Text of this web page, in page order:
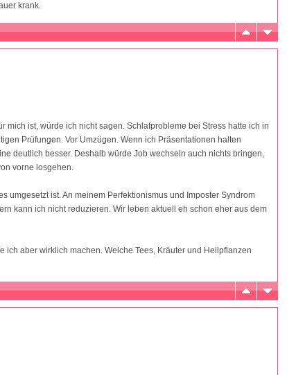
krank.
mich ist, würde ich nicht sagen. Schlafprobleme bei Stress hatte ich in
Prüfungen. Vor Umzügen. Wenn ich Präsentationen halten
deutlich besser. Deshalb würde Job wechseln auch nichts bringen,
vorne losgehen.
umgesetzt ist. An meinem Perfektionismus und Imposter Syndrom
kann ich nicht reduzieren. Wir leben aktuell eh schon eher aus dem
ich aber wirklich machen. Welche Tees, Kräuter und Heilpflanzen